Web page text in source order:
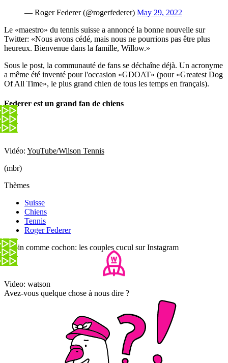
— Roger Federer (@rogerfederer) May 29, 2022
Le «maestro» du tennis suisse a annoncé la bonne nouvelle sur
Twitter: «Nous avons cédé, mais nous ne pourrions pas être plus
heureux. Bienvenue dans la famille, Willow.»
Sous le post, la communauté de fans se déchaîne déjà. Un acronyme
a même été inventé pour l'occasion «GDOAT» (pour «Greatest Dog
Of All Time», le plus grand chien de tous les temps en français).
Federer est un grand fan de chiens
Vidéo: YouTube/Wilson Tennis
(mbr)
Thèmes
Suisse
Chiens
Tennis
Roger Federer
Copin comme cochon: les couples cucul sur Instagram
Video: watson
Avez-vous quelque chose à nous dire ?